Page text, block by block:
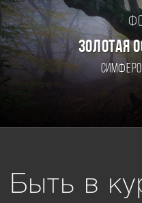
ЗОЛОТАЯ
Быть в